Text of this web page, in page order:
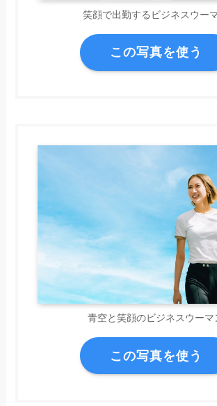
笑顔で出勤するビジネスウー
この写真を使う
青空と笑顔のビジネスウーマ
この写真を使う